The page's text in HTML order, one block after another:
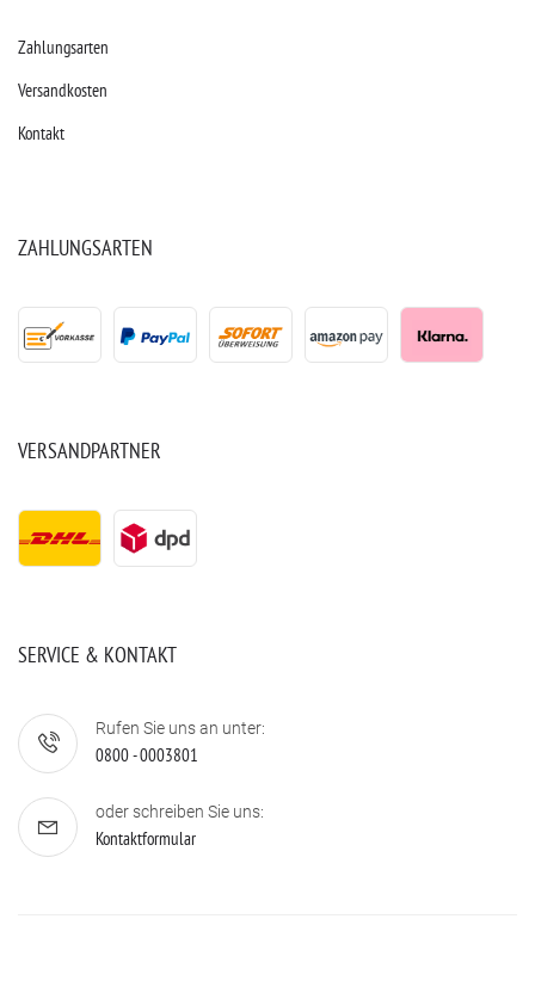
Zahlungsarten
Versandkosten
Kontakt
ZAHLUNGSARTEN
VERSANDPARTNER
SERVICE & KONTAKT
Rufen Sie uns an unter:
0800 - 0003801
oder schreiben Sie uns:
Kontaktformular